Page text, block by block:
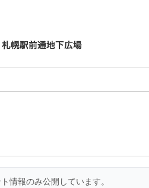
情報のみ公開しています。